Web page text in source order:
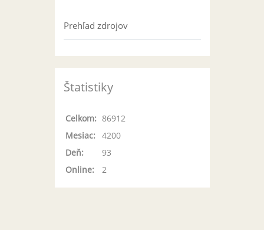
Prehľad zdrojov
Štatistiky
Online: 2
Celkom: 86912
Mesiac:
4200
Deň:
93